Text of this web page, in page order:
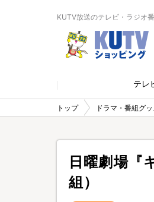
KUTV放送のテレビ・ラジオ
テレ
トップ ドラマ・番組グ
日曜劇場『
組）